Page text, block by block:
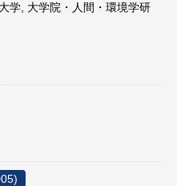
学, 大学院・人間・環境学研